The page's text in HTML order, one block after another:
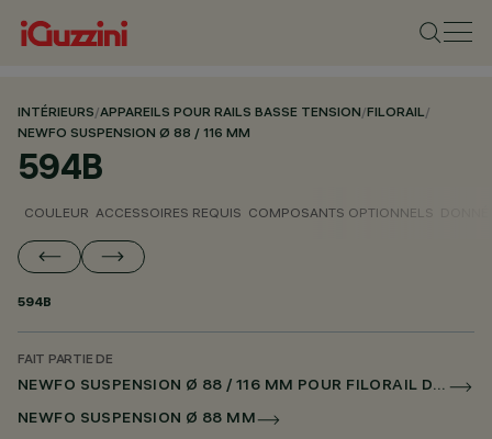
INTÉRIEURS/APPAREILS POUR RAILS BASSE TENSION/FILORAIL/
NEWFO SUSPENSION Ø 88 / 116 MM
594B
COULEUR ACCESSOIRES REQUIS COMPOSANTS OPTIONNELS
594B
FAIT PARTIE DE
NEWFO SUSPENSION Ø 88 / 116 MM POUR FILORAIL DALI POWERLINE
NEWFO SUSPENSION Ø 88 MM